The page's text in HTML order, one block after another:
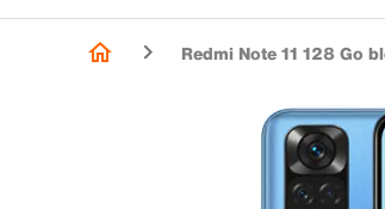
Redmi Note 11 128 Go